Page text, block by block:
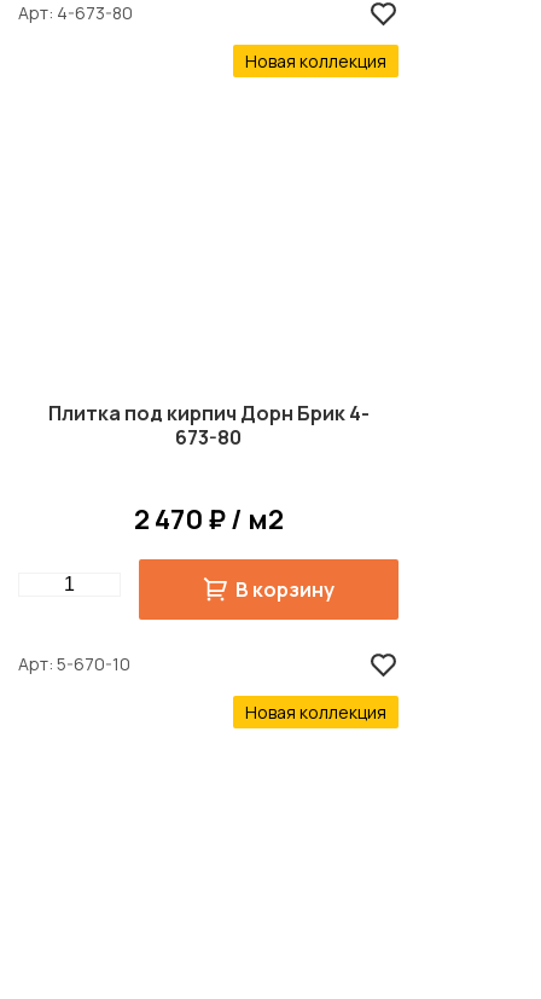
Арт 4-673-80
Новая коллекция
Плитка под кирпич Дорн Брик 4-
673-80
2 470 ₽ / м2
Quantity В корзину
Арт 5-670-10
Новая коллекция